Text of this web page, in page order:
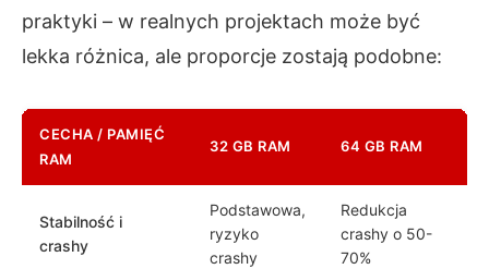
praktyki – w realnych projektach może być
lekka różnica, ale proporcje zostają podobne:
CECHA / PAMIĘĆ
RAM
32 GB RAM 64 GB RAM
Stabilność i
crashy
Podstawowa,
ryzyko
crashy
Redukcja
crashy o 50-
70%